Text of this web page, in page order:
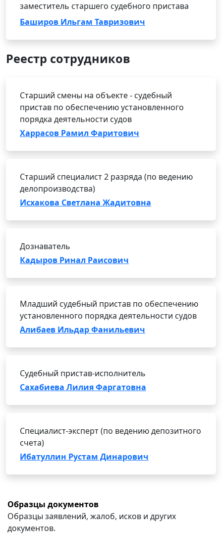
заместитель старшего судебного пристава
Баширов Ильгам Тавризович
Реестр сотрудников
Старший смены на объекте - судебный
пристав по обеспечению установленного
порядка деятельности судов
Харрасов Рамил Фаритович
Старший специалист 2 разряда (по ведению
делопроизводства)
Исхакова Светлана Жадитовна
Дознаватель
Кадыров Ринал Раисович
Младший судебный пристав по обеспечению
установленного порядка деятельности судов
Алибаев Ильдар Фанильевич
Судебный пристав-исполнитель
Сахабиева Лилия Фаргатовна
Специалист-эксперт (по ведению депозитного
счета)
Ибатуллин Рустам Динарович
Образцы документов
Образцы заявлений, жалоб, исков и других
документов.